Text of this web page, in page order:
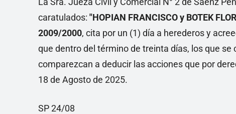
caratulados: "HOPIAN FRANCISCO y BOTEK
2009/2000, cita por un (1) día a herederos y
que dentro del término de treinta días, los que
comparezcan a deducir las acciones que por
18 de Agosto de 2025.
SP 24/08